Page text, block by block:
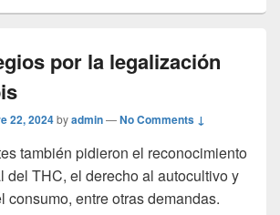
por la legalización
22, 2024byadmin—No Comments ↓
también pidieron el reconocimiento
del THC, el derecho al autocultivo y
consumo, entre otras demandas.